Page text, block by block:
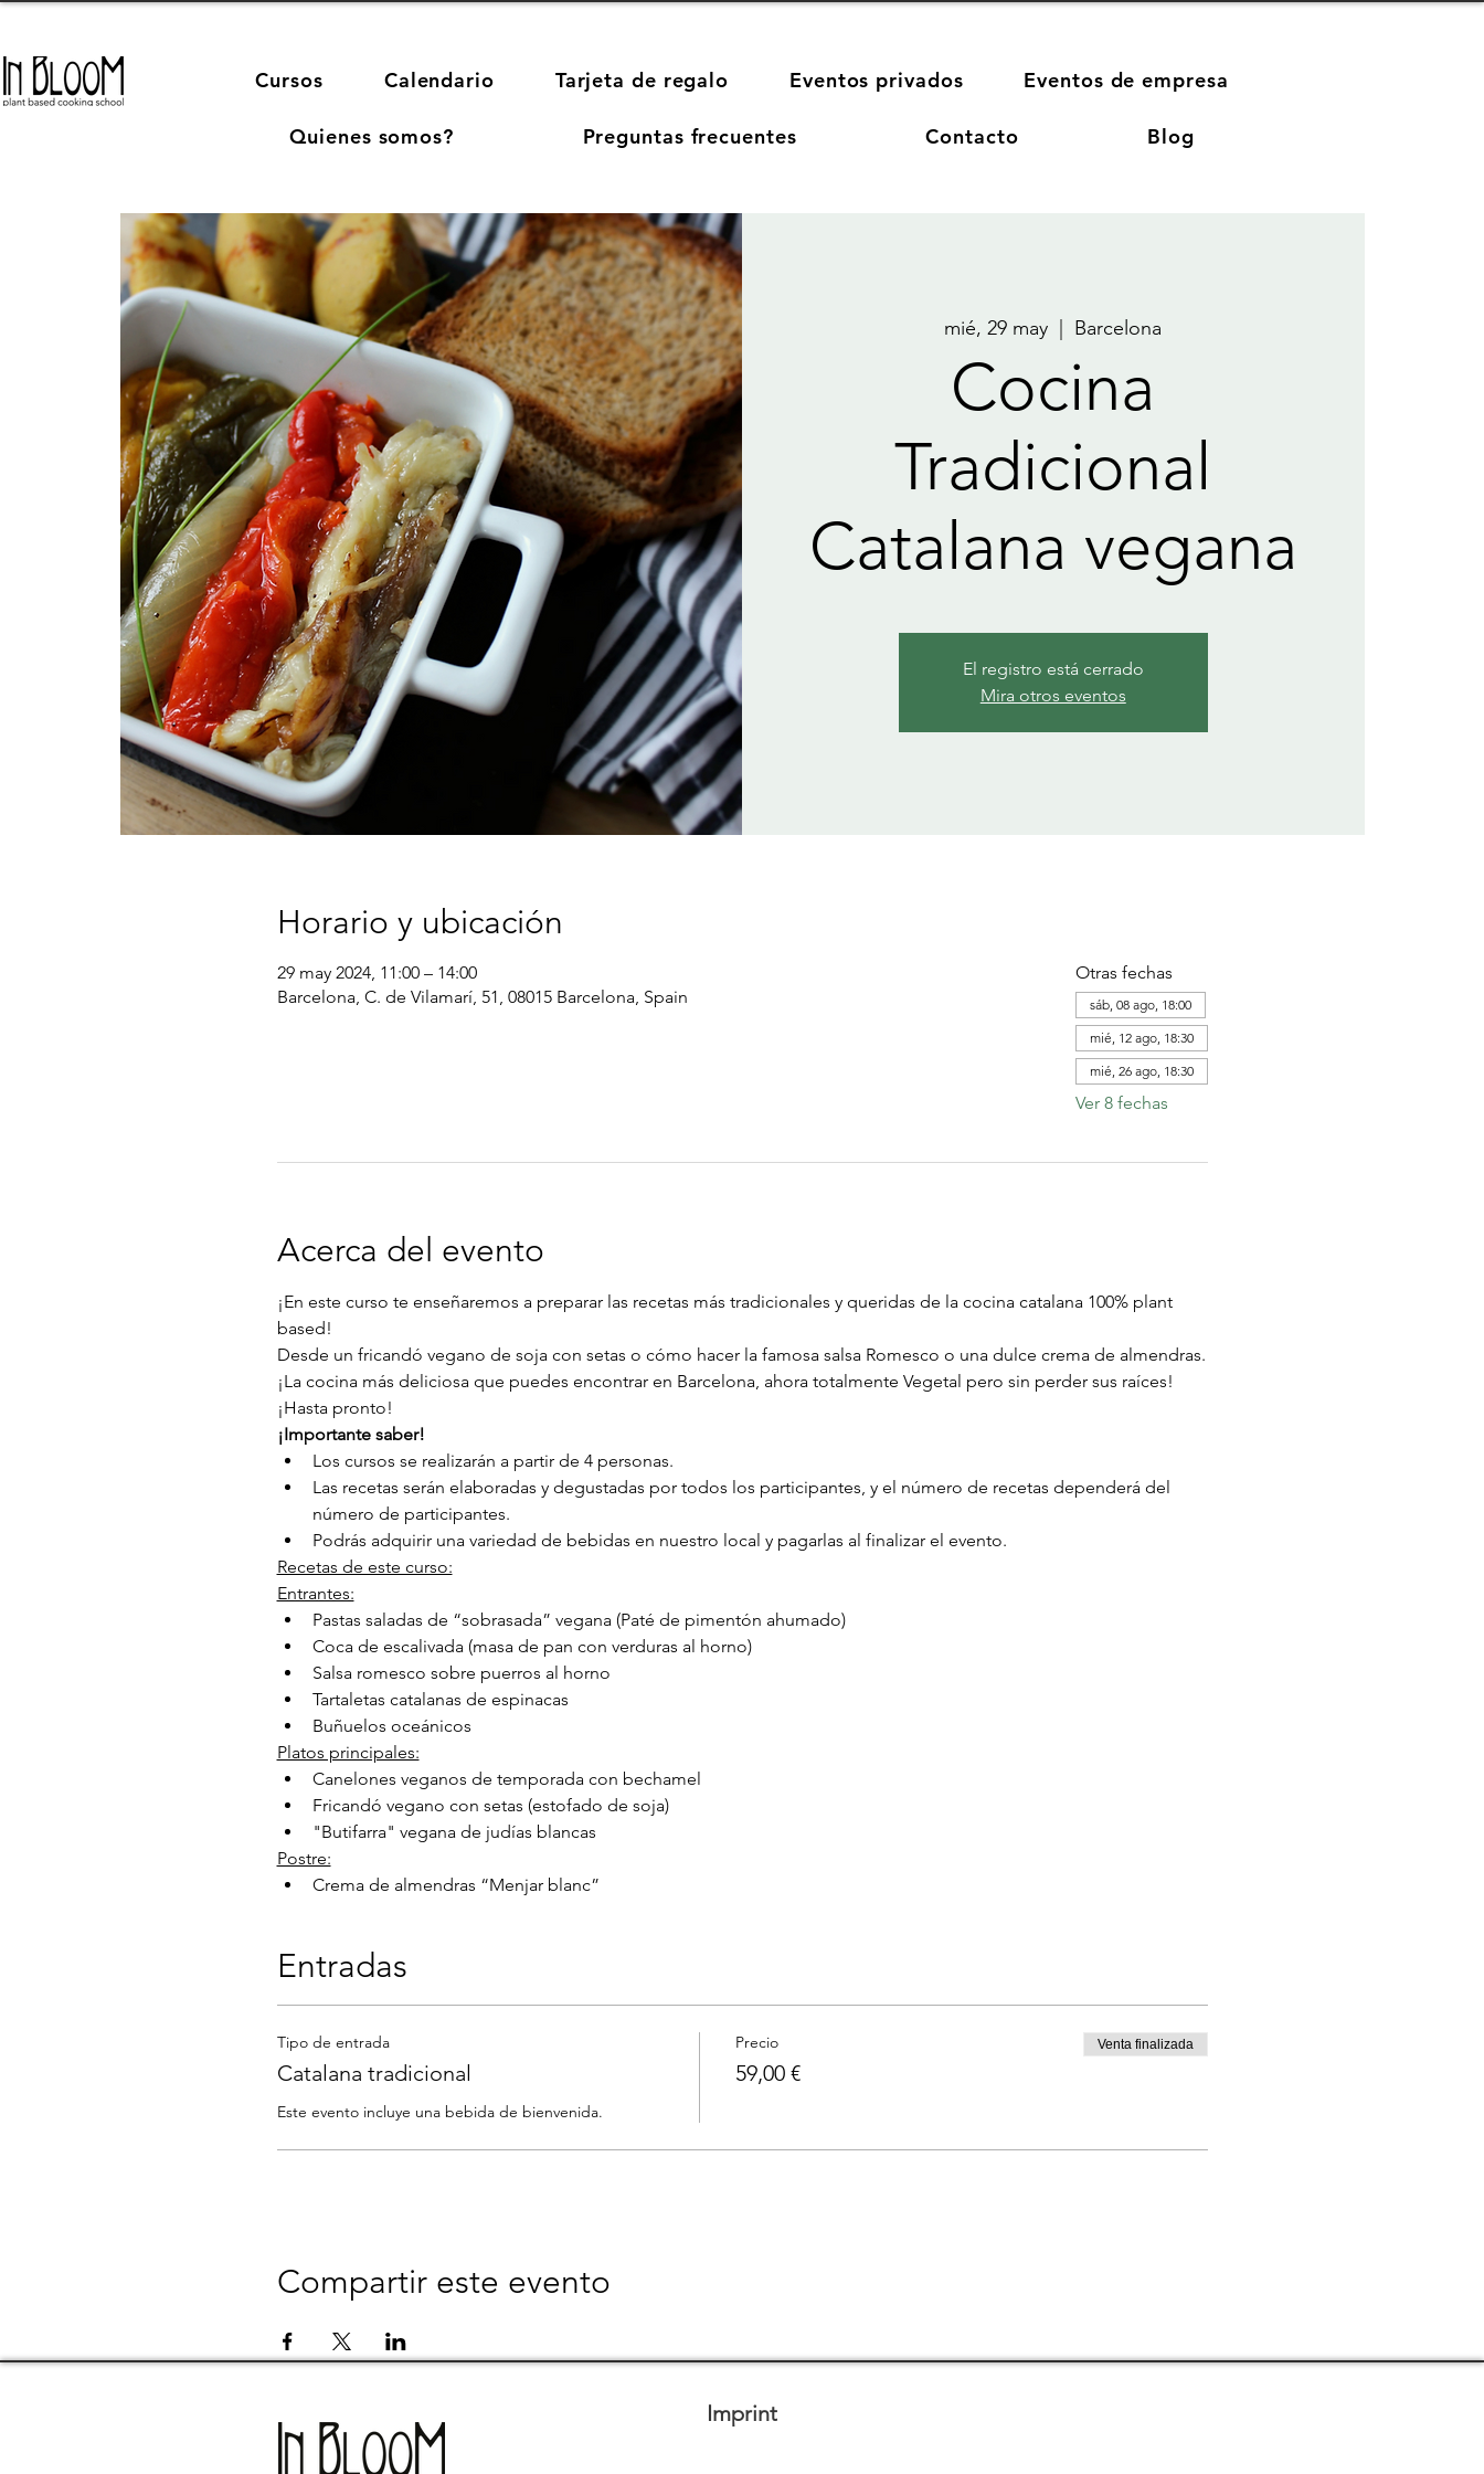
Cursos Calendario Tarjeta de regalo Eventos privados Eventos de empresa
Quienes somos? Preguntas frecuentes Contacto Blog
mié, 29 may Barcelona
Cocina
Tradicional
Catalana vegana
El registro está cerrado
Mira otros eventos
Horario y ubicación
29 may 2024, 11:00 – 14:00
Barcelona, C. de Vilamarí, 51, 08015 Barcelona, Spain
Otras fechas
sáb, 08 ago, 18:00
mié, 12 ago, 18:30
mié, 26 ago, 18:30
Ver 8 fechas
Acerca del evento
¡En este curso te enseñaremos a preparar las recetas más tradicionales y queridas de la cocina catalana 100% plant
based!
Desde un fricandó vegano de soja con setas o cómo hacer la famosa salsa Romesco o una dulce crema de almendras.
¡La cocina más deliciosa que puedes encontrar en Barcelona, ahora totalmente Vegetal pero sin perder sus raíces!
¡Hasta pronto!
¡Importante saber!
Los cursos se realizarán a partir de 4 personas.
Las recetas serán elaboradas y degustadas por todos los participantes, y el número de recetas dependerá del
número de participantes.
Podrás adquirir una variedad de bebidas en nuestro local y pagarlas al finalizar el evento.
Recetas de este curso:
Entrantes:
Pastas saladas de “sobrasada” vegana (Paté de pimentón ahumado)
Coca de escalivada (masa de pan con verduras al horno)
Salsa romesco sobre puerros al horno
Tartaletas catalanas de espinacas
Buñuelos oceánicos
Platos principales:
Canelones veganos de temporada con bechamel
Fricandó vegano con setas (estofado de soja)
"Butifarra" vegana de judías blancas
Postre:
Crema de almendras “Menjar blanc”
Entradas
Tipo de entrada
Catalana tradicional
Precio
59,00 €
Venta finalizada
Compartir este evento
Imprint